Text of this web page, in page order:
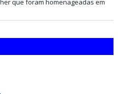
que foram homenageadas em